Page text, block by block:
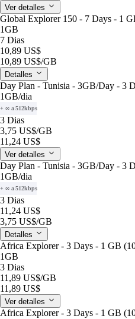
Ver detalles
Global Explorer 150 - 7 Days - 1
1GB
7 Dias
10,89 US$
10,89 US$/GB
Detalles
Day Plan - Tunisia - 3GB/Day - 3
1GB/dia
+ ∞ a 512kbps
3 Dias
3,75 US$/GB
11,24 US$
Ver detalles
Day Plan - Tunisia - 3GB/Day - 3
1GB/dia
+ ∞ a 512kbps
3 Dias
11,24 US$
3,75 US$/GB
Detalles
Africa Explorer - 3 Days - 1 GB
1GB
3 Dias
11,89 US$/GB
11,89 US$
Ver detalles
Africa Explorer - 3 Days - 1 GB